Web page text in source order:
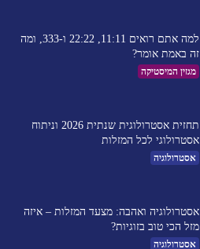
למה אתם רואים 11:11, 22:22 ו-333, ומה
זה באמת אומר?
מגזין המיסטיקה
תחזית אסטרולוגית שנתית 2026 וניתוח
אסטרולוגי לכל המזלות
אסטרולוגיה
אסטרולוגיה ואהבה: מצעד המזלות – איזה
מזל הכי טוב בזוגיות?
אסטרולוגיה